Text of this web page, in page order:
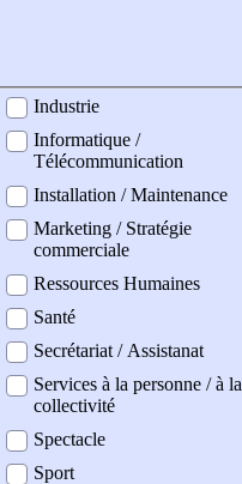
Industrie
Informatique /
Télécommunication
Installation / Maintenance
Marketing / Stratégie
commerciale
Ressources Humaines
Santé
Secrétariat / Assistanat
Services à la personne / à la
collectivité
Spectacle
Sport